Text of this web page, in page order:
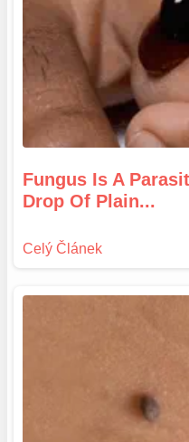
Fungus Is A
Drop Of Plain...